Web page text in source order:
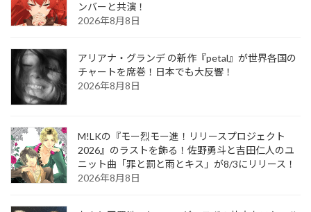
ンバーと共演！
2026年8月8日
アリアナ・グランデ の新作『petal』が世界各国の
チャートを席巻！日本でも大反響！
2026年8月8日
M!LKの『モー烈モー進！リリースプロジェクト
2026』のラストを飾る！佐野勇斗と吉田仁人のユ
ニット曲「罪と罰と雨とキス」が8/3にリリース！
2026年8月8日